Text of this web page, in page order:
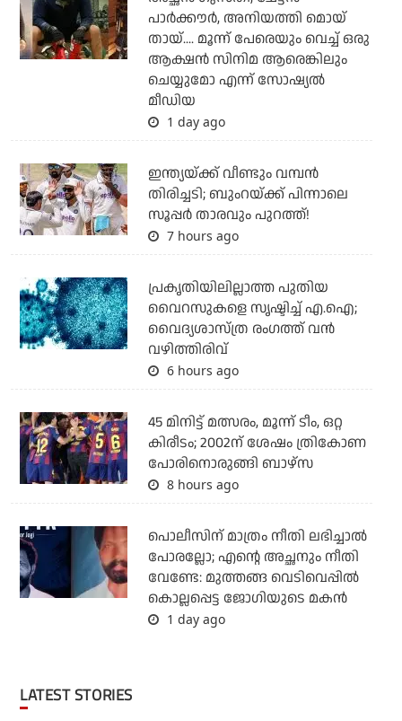
പാര്‍ക്കൗര്‍, അനിയത്തി മൊയ്
തായ്.... മൂന്ന് പേരെയും വെച്ച് ഒരു
ആക്ഷന്‍ സിനിമ ആരെങ്കിലും
ചെയ്യുമോ എന്ന് സോഷ്യല്‍
മീഡിയ
1 day ago
ഇന്ത്യയ്ക്ക് വീണ്ടും വമ്പന്‍
തിരിച്ചടി; ബുംറയ്ക്ക് പിന്നാലെ
സൂപ്പര്‍ താരവും പുറത്ത്!
7 hours ago
പ്രകൃതിയിലില്ലാത്ത പുതിയ
വൈറസുകളെ സൃഷ്ടിച്ച് എ.ഐ;
വൈദ്യശാസ്ത്ര രംഗത്ത് വന്‍
വഴിത്തിരിവ്
6 hours ago
45 മിനിട്ട് മത്സരം, മൂന്ന് ടീം, ഒറ്റ
കിരീടം; 2002ന് ശേഷം ത്രികോണ
പോരിനൊരുങ്ങി ബാഴ്‌സ
8 hours ago
പൊലീസിന് മാത്രം നീതി ലഭിച്ചാല്‍
പോരല്ലോ; എന്റെ അച്ഛനും നീതി
വേണ്ടേ: മുത്തങ്ങ വെടിവെപ്പില്‍
കൊല്ലപ്പെട്ട ജോഗിയുടെ മകന്‍
1 day ago
LATEST STORIES